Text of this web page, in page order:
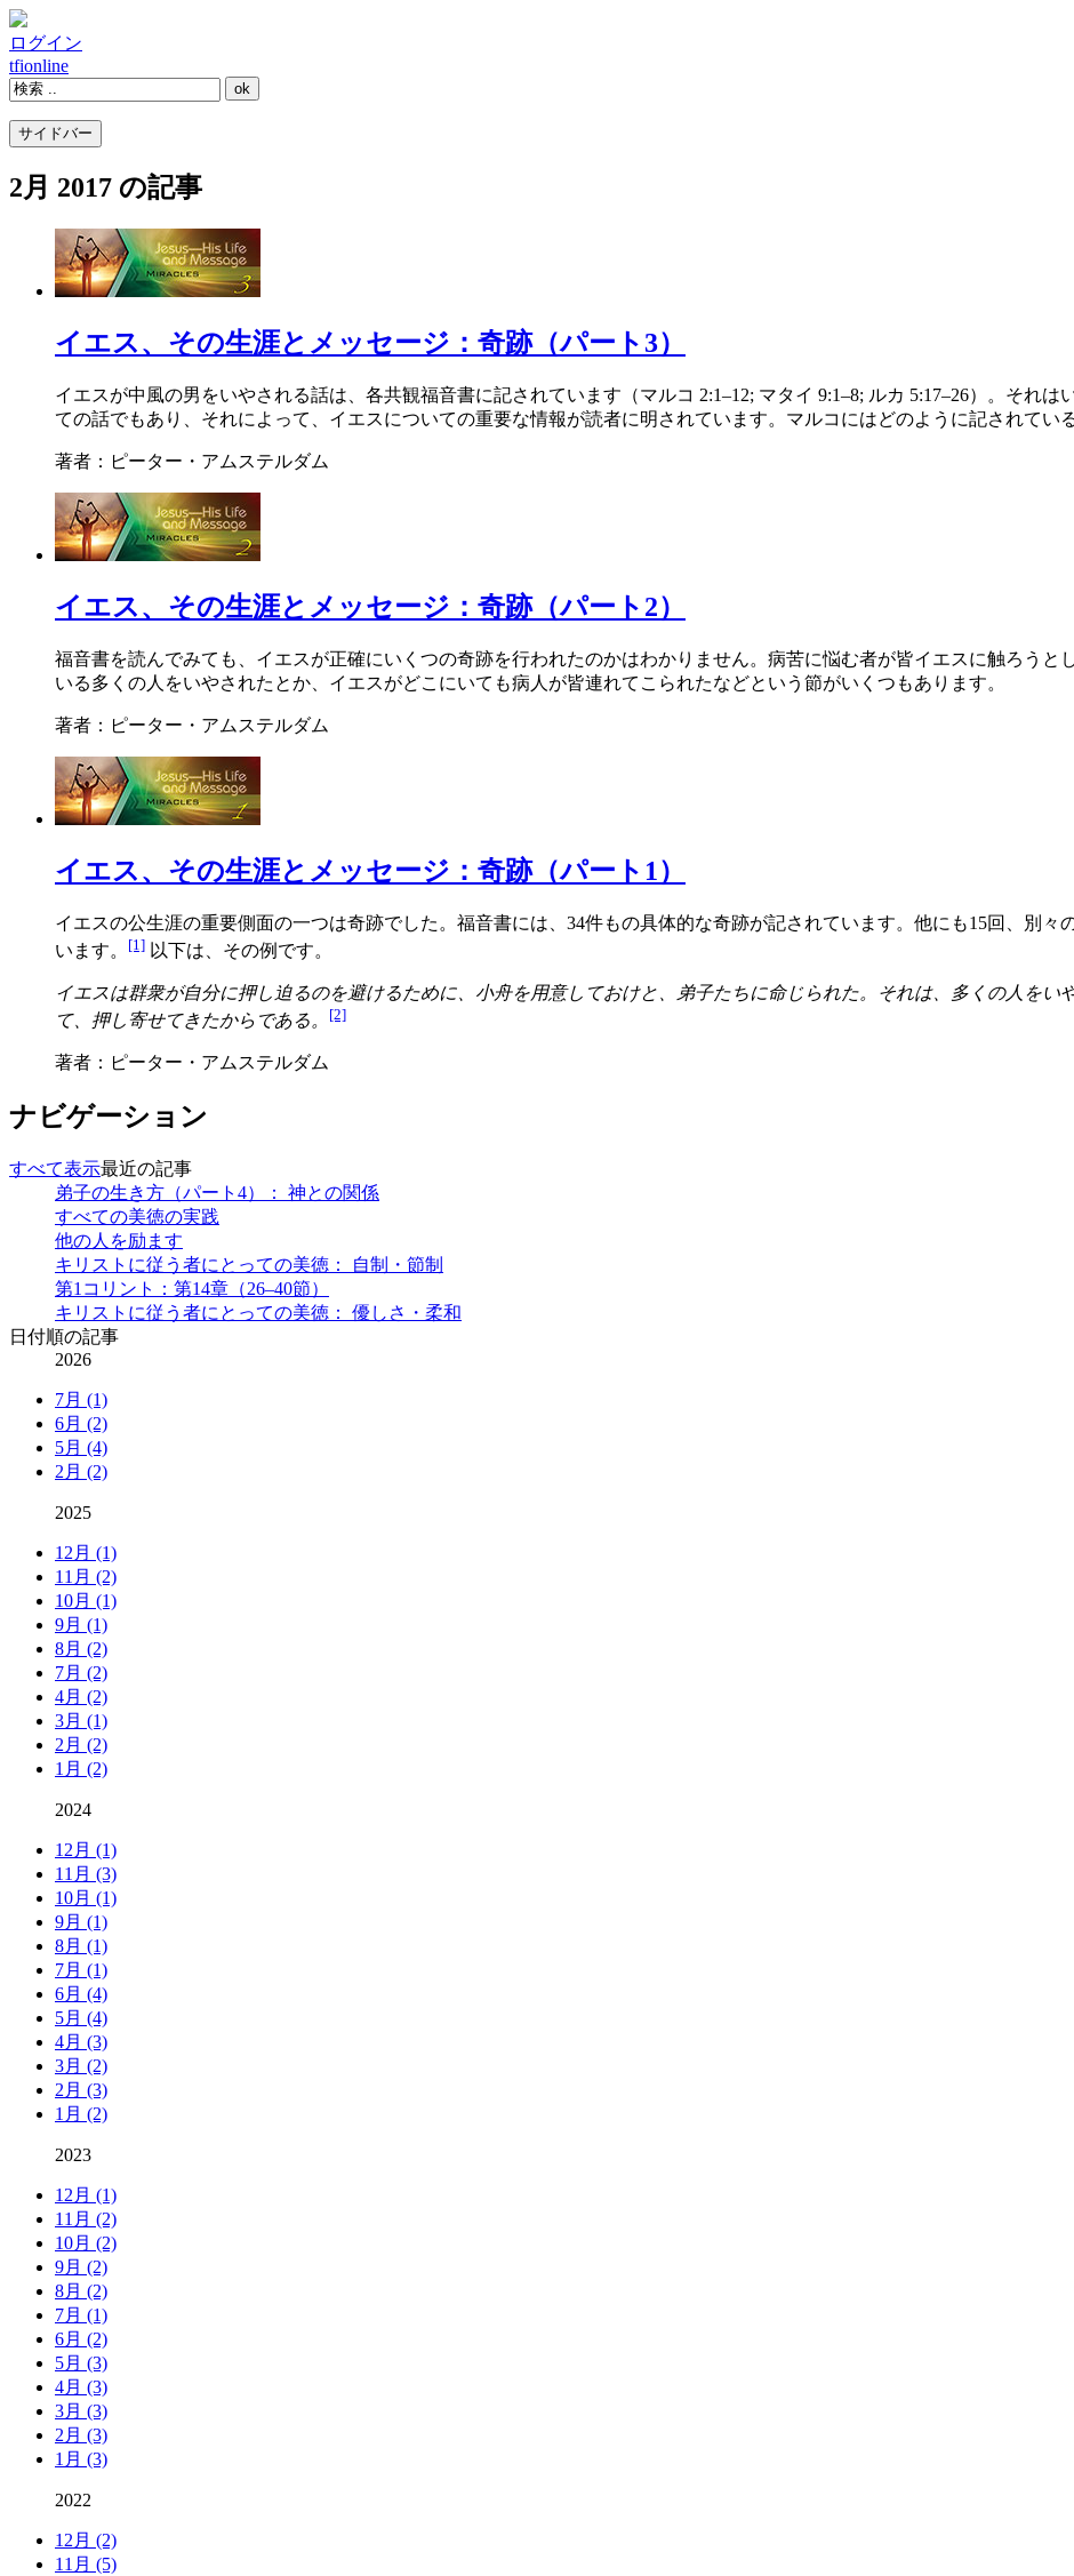
ログイン
tfionline
サイドバー
2月 2017 の記事
イエス、その生涯とメッセージ：奇跡（パート3）
イエスが中風の男をいやされる話は、各共観福音書に記されています（マルコ 2:1–12; マタイ 9:1–8; ルカ 5:17–26）。それ
ての話でもあり、それによって、イエスについての重要な情報が読者に明されています。マルコにはどのように記されてい
著者：ピーター・アムステルダム
イエス、その生涯とメッセージ：奇跡（パート2）
福音書を読んでみても、イエスが正確にいくつの奇跡を行われたのかはわかりません。病苦に悩む者が皆イエスに触ろうと
いる多くの人をいやされたとか、イエスがどこにいても病人が皆連れてこられたなどという節がいくつもあります。
著者：ピーター・アムステルダム
イエス、その生涯とメッセージ：奇跡（パート1）
イエスの公生涯の重要側面の一つは奇跡でした。福音書には、34件もの具体的な奇跡が記されています。他にも15回、別
います。
[1] 以下は、その例です。
イエスは群衆が自分に押し迫るのを避けるために、小舟を用意しておけと、弟子たちに命じられた。それは、多くの人をい
て、押し寄せてきたからである。
[2]
著者：ピーター・アムステルダム
ナビゲーション
すべて表示最近の記事
弟子の生き方（パート4）： 神との関係
すべての美徳の実践
他の人を励ます
キリストに従う者にとっての美徳： 自制・節制
第1コリント：第14章（26–40節）
キリストに従う者にとっての美徳： 優しさ・柔和
日付順の記事
2026
7月 (1)
6月 (2)
5月 (4)
2月 (2)
2025
12月 (1)
11月 (2)
10月 (1)
9月 (1)
8月 (2)
7月 (2)
4月 (2)
3月 (1)
2月 (2)
1月 (2)
2024
12月 (1)
11月 (3)
10月 (1)
9月 (1)
8月 (1)
7月 (1)
6月 (4)
5月 (4)
4月 (3)
3月 (2)
2月 (3)
1月 (2)
2023
12月 (1)
11月 (2)
10月 (2)
9月 (2)
8月 (2)
7月 (1)
6月 (2)
5月 (3)
4月 (3)
3月 (3)
2月 (3)
1月 (3)
2022
12月 (2)
11月 (5)